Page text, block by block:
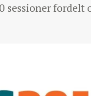
sessioner fordelt